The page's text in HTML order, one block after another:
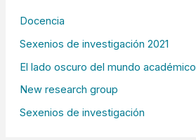
Docencia
Sexenios de investigación 2021
El lado oscuro del mundo académico
New research group
Sexenios de investigación